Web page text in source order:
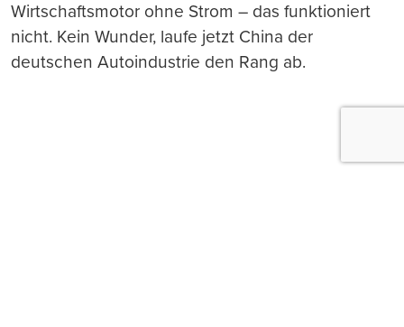
Wirtschaftsmotor ohne Strom – das funktioniert
nicht. Kein Wunder, laufe jetzt China der
deutschen Autoindustrie den Rang ab.